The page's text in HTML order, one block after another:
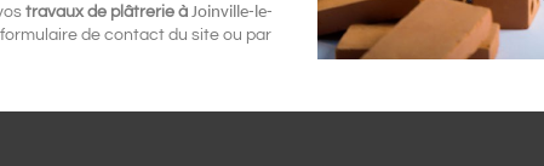
travaux de plâtrerie àJoinville-le-
de contact du site ou par